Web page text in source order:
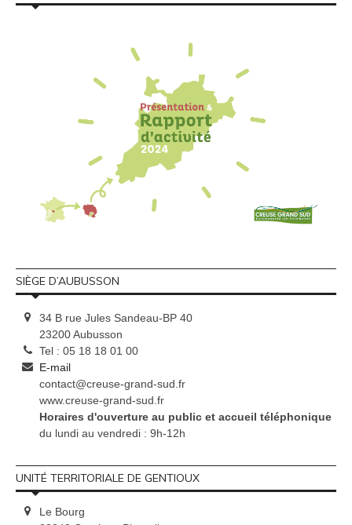
SIÈGE D’AUBUSSON
34 B rue Jules Sandeau-BP 40
23200 Aubusson
Tel : 05 18 18 01 00
E-mail
contact@creuse-grand-sud.fr
www.creuse-grand-sud.fr
Horaires d'ouverture au public et accueil téléphonique
du lundi au vendredi : 9h-12h
UNITÉ TERRITORIALE DE GENTIOUX
Le Bourg